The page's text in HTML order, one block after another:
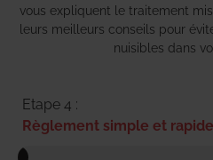
vous expliquent le traitement
leurs meilleurs conseils pour
nuisibles dans
Etape 4 :
Règlement simple et rapide